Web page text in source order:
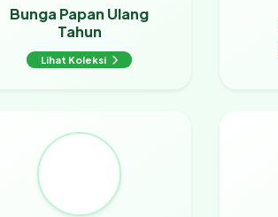
Bunga Papan Ulang
Tahun
Lihat Koleksi